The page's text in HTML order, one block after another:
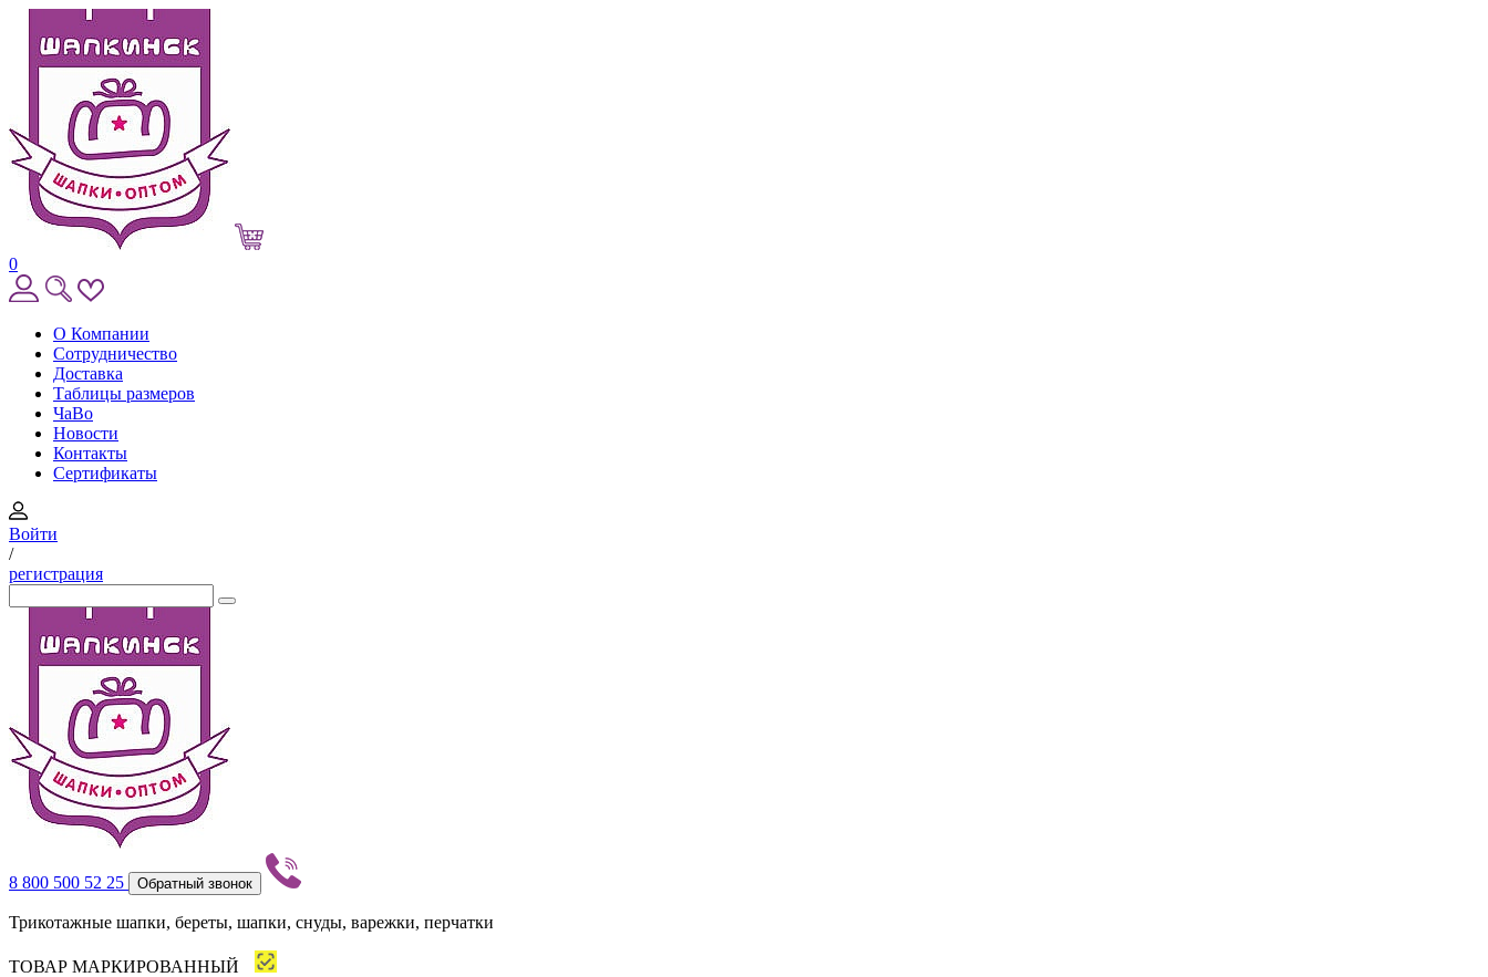
0
О Компании
Сотрудничество
Доставка
Таблицы размеров
ЧаВо
Новости
Контакты
Сертификаты
Войти
/
регистрация
8 800 500 52 25 Обратный звонок
Трикотажные шапки, береты, шапки, снуды, варежки, перчатки
ТОВАР МАРКИРОВАННЫЙ